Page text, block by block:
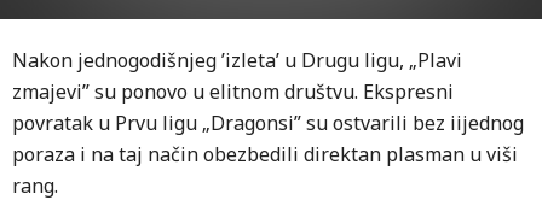
Nakon jednogodišnjeg ’izleta’ u Drugu ligu, „Plavi
zmajevi” su ponovo u elitnom društvu. Ekspresni
povratak u Prvu ligu „Dragonsi” su ostvarili bez iijednog
poraza i na taj način obezbedili direktan plasman u viši
rang.